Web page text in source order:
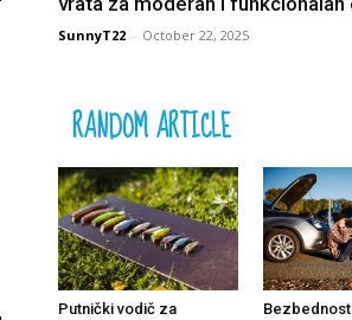
SunnyT22 - October 22, 2025
RANDOM ARTICLE
Putnički vodič za
Bezbednost